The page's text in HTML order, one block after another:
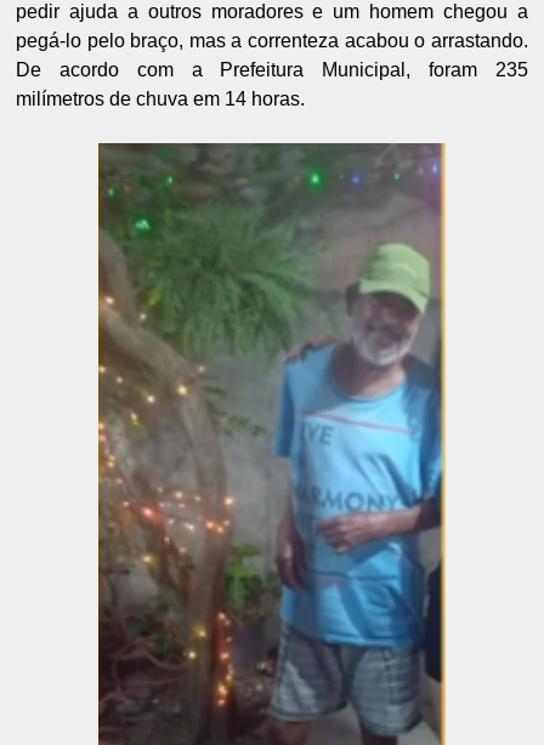
pedir ajuda a outros moradores e um homem chegou a
pegá-lo pelo braço, mas a correnteza acabou o arrastando.
De acordo com a Prefeitura Municipal, foram 235
milímetros de chuva em 14 horas.